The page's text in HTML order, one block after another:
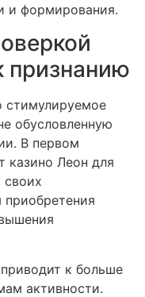
и формирования.
признанию
стимулируемое
обусловленную
В первом
казино Леон для
к больше
активности.